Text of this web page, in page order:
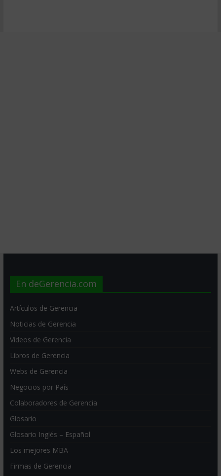
En deGerencia.com
Artículos de Gerencia
Noticias de Gerencia
Videos de Gerencia
Libros de Gerencia
Webs de Gerencia
Negocios por País
Colaboradores de Gerencia
Glosario
Glosario Inglés – Español
Los mejores MBA
Firmas de Gerencia